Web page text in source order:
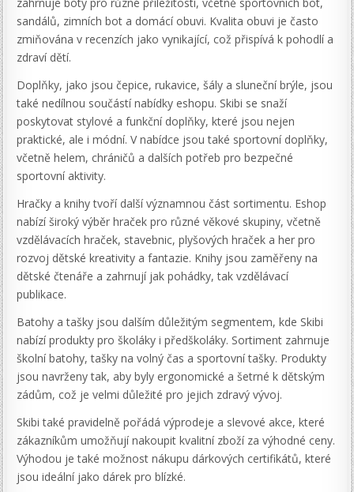
sandálů, zimních bot a domácí obuvi. Kvalita obuvi je často
zmiňována v recenzích jako vynikající, což přispívá k pohodlí a
zdraví dětí.
Doplňky, jako jsou čepice, rukavice, šály a sluneční brýle, jsou
také nedílnou součástí nabídky eshopu. Skibi se snaží
poskytovat stylové a funkční doplňky, které jsou nejen
praktické, ale i módní. V nabídce jsou také sportovní doplňky,
včetně helem, chráničů a dalších potřeb pro bezpečné
sportovní aktivity.
Hračky a knihy tvoří další významnou část sortimentu. Eshop
nabízí široký výběr hraček pro různé věkové skupiny, včetně
vzdělávacích hraček, stavebnic, plyšových hraček a her pro
rozvoj dětské kreativity a fantazie. Knihy jsou zaměřeny na
dětské čtenáře a zahrnují jak pohádky, tak vzdělávací
publikace.
Batohy a tašky jsou dalším důležitým segmentem, kde Skibi
nabízí produkty pro školáky i předškoláky. Sortiment zahrnuje
školní batohy, tašky na volný čas a sportovní tašky. Produkty
jsou navrženy tak, aby byly ergonomické a šetrné k dětským
zádům, což je velmi důležité pro jejich zdravý vývoj.
Skibi také pravidelně pořádá výprodeje a slevové akce, které
zákazníkům umožňují nakoupit kvalitní zboží za výhodné ceny.
Výhodou je také možnost nákupu dárkových certifikátů, které
jsou ideální jako dárek pro blízké.